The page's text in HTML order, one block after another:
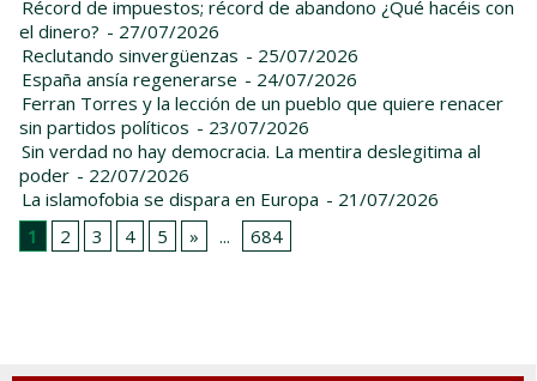
Récord de impuestos; récord de abandono ¿Qué hacéis con
el dinero? - 27/07/2026
Reclutando sinvergüenzas - 25/07/2026
España ansía regenerarse - 24/07/2026
Ferran Torres y la lección de un pueblo que quiere renacer
sin partidos políticos - 23/07/2026
Sin verdad no hay democracia. La mentira deslegitima al
poder - 22/07/2026
La islamofobia se dispara en Europa - 21/07/2026
1
2 3 4 5 » ... 684